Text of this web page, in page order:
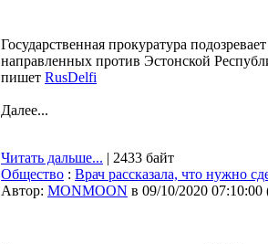
Государственная прокуратура
направленных против Эстонской
пишет RusDelfi
Далее...
Читать дальше... | 2433 байт
Общество : Врач рассказала, что нужно
Автор: MONMOON в 09/10/2020 07:10:00